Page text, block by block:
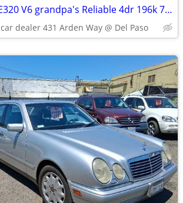
2004 Mercedes E320 V6 grandpa's Reliable 4dr 196k 7 MORE MBZ BARGAINS
car dealer 431 Arden Way @ Del Paso